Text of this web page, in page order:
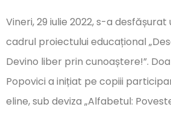
Vineri, 29 iulie 2022, s-a
cadrul proiectului educațional
Devino liber prin cunoaștere!”.
Popovici a inițiat pe copiii
eline, sub deviza „Alfabetul: